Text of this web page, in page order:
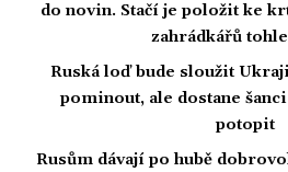
do novin. Stačí je položit ke
zahrádkářů
Ruská loď bude sloužit
pominout, ale dostane
potopit
Rusům dávají po hubě